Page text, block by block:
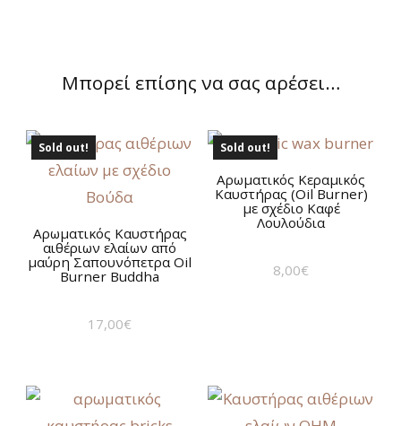
Μπορεί επίσης να σας αρέσει…
Sold out!
Αρωματικός Καυστήρας
αιθέριων ελαίων από
μαύρη Σαπουνόπετρα Oil
Burner Buddha
17,00€
Sold out!
Αρωματικός Κεραμικός
Καυστήρας (Oil Burner)
με σχέδιο Καφέ
Λουλούδια
8,00€